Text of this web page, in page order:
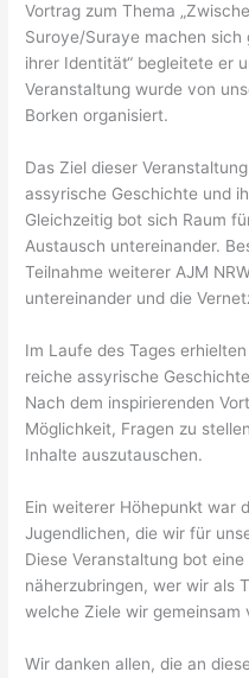
Vortrag zum Thema
Suroye/Suraye machen sich
ihrer Identität“ begleitete er
Veranstaltung wurde von
Borken organisiert.
Das Ziel dieser
assyrische Geschichte und
Gleichzeitig bot sich Raum
Austausch untereinander.
Teilnahme weiterer AJM
untereinander und die
Im Laufe des Tages
reiche assyrische
Nach dem inspirierenden
Möglichkeit, Fragen zu
Inhalte auszutauschen.
Ein weiterer Höhepunkt war
Jugendlichen, die wir für
Diese Veranstaltung bot
näherzubringen, wer wir als
welche Ziele wir gemeinsam
Wir danken allen, die an